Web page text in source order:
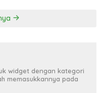
widget dengan kategori
memasukkannya pada